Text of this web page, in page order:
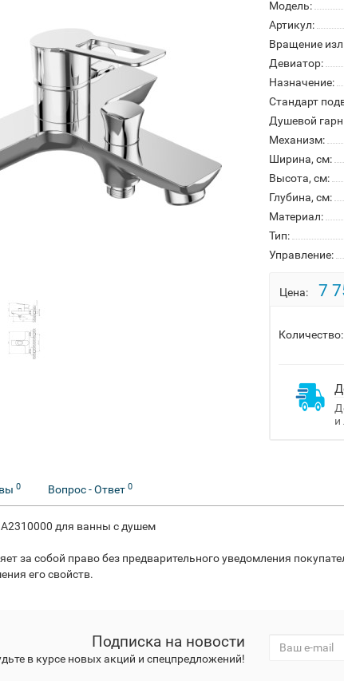
Модель:
Артикул:
Вращение
Девиатор:
Назначение:
Стандарт
Душевой
Механизм:
Ширина, см:
Высота, см:
Глубина, см:
Материал:
Тип:
Управление:
Цена: 7
Количество:
и
0 Вопрос - Ответ 0
А2310000 для ванны с душем
за собой право без предварительного уведомления
его свойств.
Подписка на новости
в курсе новых акций и спецпредложений!